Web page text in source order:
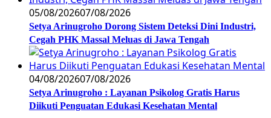
05/08/202607/08/2026
Setya Arinugroho Dorong Sistem Deteksi Dini Industri,
Cegah PHK Massal Meluas di Jawa Tengah
04/08/202607/08/2026
Setya Arinugroho : Layanan Psikolog Gratis Harus
Diikuti Penguatan Edukasi Kesehatan Mental